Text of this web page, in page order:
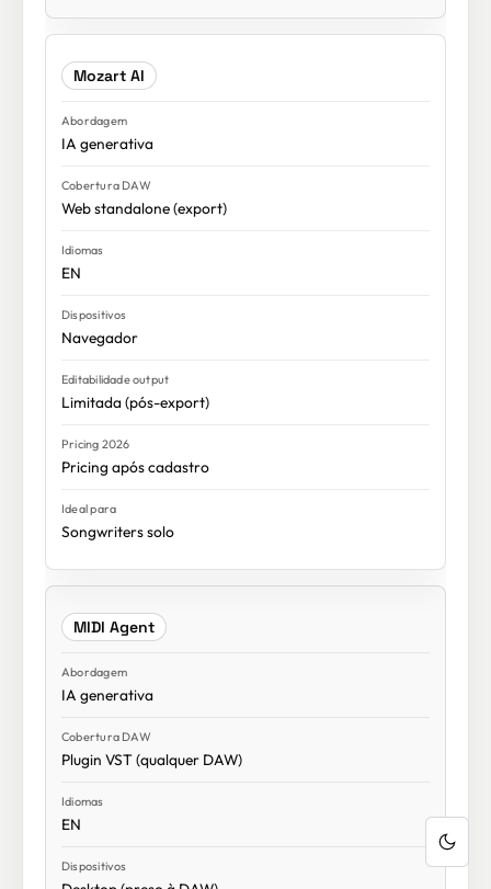
Mozart AI
IA generativa
Web standalone (export)
EN
Navegador
Limitada (pós-export)
Pricing após cadastro
Songwriters solo
MIDI Agent
IA generativa
Plugin VST (qualquer DAW)
EN